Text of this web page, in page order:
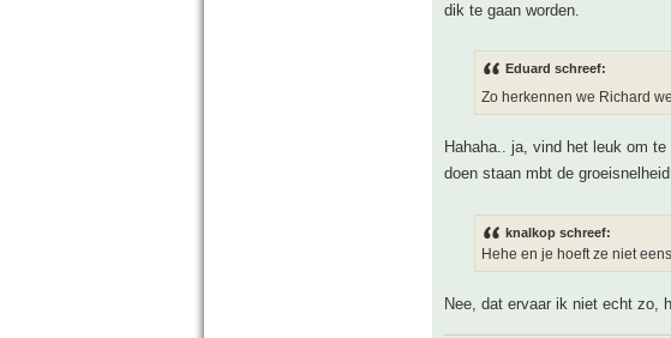
dik te gaan worden.
Eduard schreef:
Zo herkennen we Richard
Hahaha.. ja, vind het leuk om
doen staan mbt de
knalkop schreef:
Hehe en je hoeft ze niet
Nee, dat ervaar ik niet echt zo,